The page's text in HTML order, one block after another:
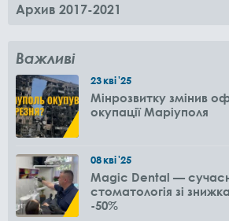
Архив 2017-2021
Важливі
23кві'25
Мінрозвитку змінив
окупації Маріуполя
08кві'25
Magic Dental —
стоматологія зі
-50%